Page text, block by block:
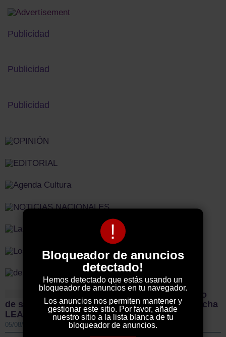
!
Bloqueador de anuncios
detectado!
Hemos detectado que estás usando un
bloqueador de anuncios en tu navegador.
Los anuncios nos permiten mantener y
gestionar este sitio. Por favor, añade
nuestro sitio a la lista blanca de tu
bloqueador de anuncios.
Publicidad
Publicidad
Publicidad
Sigüenza da el pistoletazo
de salida a la II Vuelta Ciclista Castilla-La Mancha
LEADER
05/08/2026 01:00 PM